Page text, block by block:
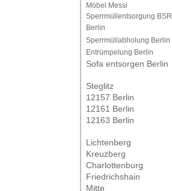
Möbel Messi
Sperrmüllentsorgung BSR
Berlin
Sperrmüllabholung Berlin
Entrümpelung Berlin
Sofa entsorgen Berlin
Steglitz
12157 Berlin
12161 Berlin
12163 Berlin
Lichtenberg
Kreuzberg
Charlottenburg
Friedrichshain
Mitte